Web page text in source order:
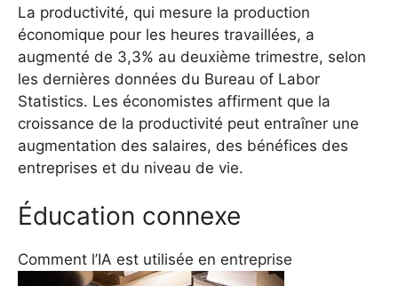
La productivité, qui mesure la production
économique pour les heures travaillées, a
augmenté de 3,3% au deuxième trimestre, selon
les dernières données du Bureau of Labor
Statistics. Les économistes affirment que la
croissance de la productivité peut entraîner une
augmentation des salaires, des bénéfices des
entreprises et du niveau de vie.
Éducation connexe
Comment l’IA est utilisée en entreprise